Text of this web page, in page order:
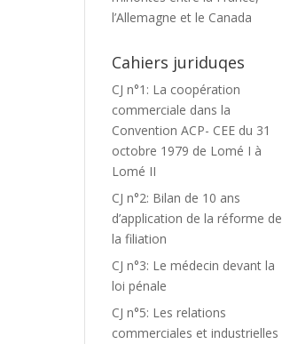
l’Allemagne et le Canada
Cahiers juriduqes
CJ n°1: La coopération
commerciale dans la
Convention ACP- CEE du 31
octobre 1979 de Lomé I à
Lomé II
CJ n°2: Bilan de 10 ans
d’application de la réforme de
la filiation
CJ n°3: Le médecin devant la
loi pénale
CJ n°5: Les relations
commerciales et industrielles